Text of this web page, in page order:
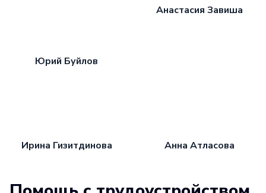
Юрий Буйлов
Анастасия Завиша
Ирина Гизитдинова Анна Атласова